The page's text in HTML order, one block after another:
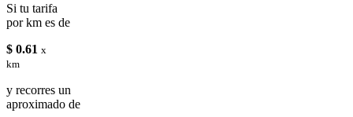
Si tu tarifa
por km es de
$ 0.61 x
km
y recorres un
aproximado de